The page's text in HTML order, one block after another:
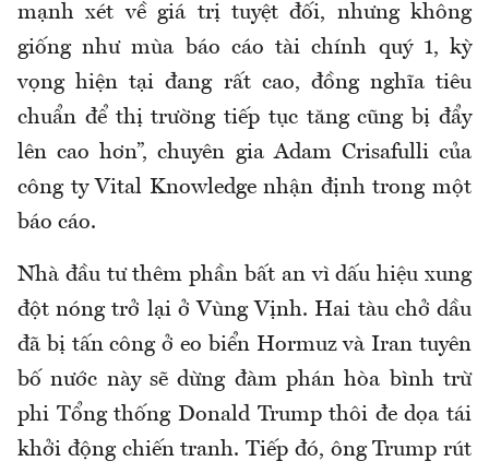
mạnh xét về giá trị tuyệt đối, nhưng không
giống như mùa báo cáo tài chính quý 1, kỳ
vọng hiện tại đang rất cao, đồng nghĩa tiêu
chuẩn để thị trường tiếp tục tăng cũng bị đẩy
lên cao hơn”, chuyên gia Adam Crisafulli của
công ty Vital Knowledge nhận định trong một
báo cáo.
Nhà đầu tư thêm phần bất an vì dấu hiệu xung
đột nóng trở lại ở Vùng Vịnh. Hai tàu chở dầu
đã bị tấn công ở eo biển Hormuz và Iran tuyên
bố nước này sẽ dừng đàm phán hòa bình trừ
phi Tổng thống Donald Trump thôi đe dọa tái
khởi động chiến tranh. Tiếp đó, ông Trump rút